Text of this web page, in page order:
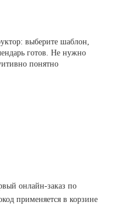
выберите шаблон,
готов. Не нужно
понятно
онлайн-заказ по
применяется в корзине